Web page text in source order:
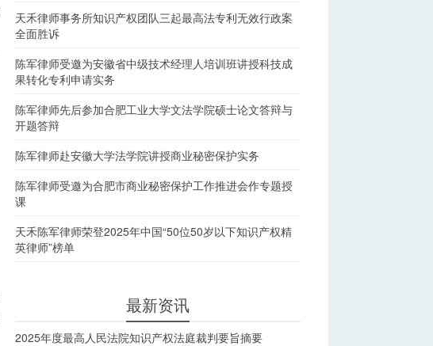
天禾律师事务所知识产权团队三起最高法专利无效行政案
全面胜诉
陈军律师受邀为安徽省中级技术经理人培训班讲授科技成
果转化专利申请实务
陈军律师先后参加合肥工业大学文法学院硕士论文答辩与
开题答辩
陈军律师赴安徽大学法学院讲授商业秘密保护实务
陈军律师受邀为合肥市商业秘密保护工作推进会作专题授
课
天禾陈军律师荣登2025年中国“50位50岁以下知识产权精
英律师”榜单
最新资讯
2025年度最高人民法院知识产权法庭裁判要旨摘要